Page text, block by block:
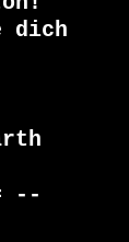
dich
= --